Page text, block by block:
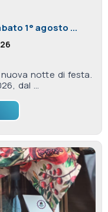
1° agosto ...
notte di festa.
dal ...